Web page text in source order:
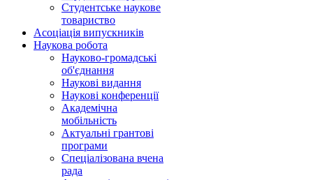
Студентське наукове
товариство
Асоціація випускників
Наукова робота
Науково-громадські
об'єднання
Наукові видання
Наукові конференції
Академічна
мобільність
Актуальні грантові
програми
Спеціалізована вчена
рада